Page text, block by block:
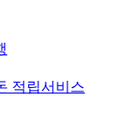
적립서비스